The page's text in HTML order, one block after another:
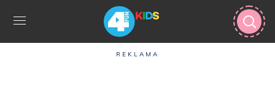
REKLAMA